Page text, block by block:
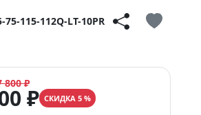
115-112Q-LT-10PR
800 ₽
₽ СКИДКА 5 %